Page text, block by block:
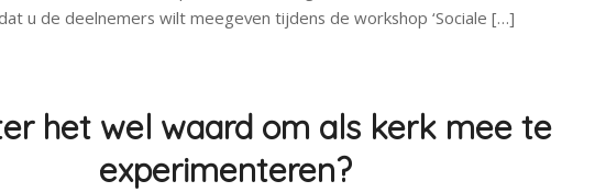
u de deelnemers wilt meegeven tijdens de workshop ‘Sociale […]
het wel waard om als kerk mee te
experimenteren?